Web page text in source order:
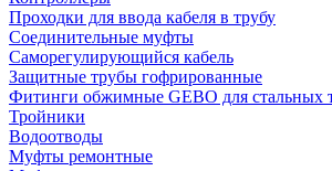
Проходки для ввода кабеля в трубу
Соединительные муфты
Саморегулирующийся кабель
Защитные трубы гофрированные
Фитинги обжимные GEBO для стальных
Тройники
Водоотводы
Муфты ремонтные